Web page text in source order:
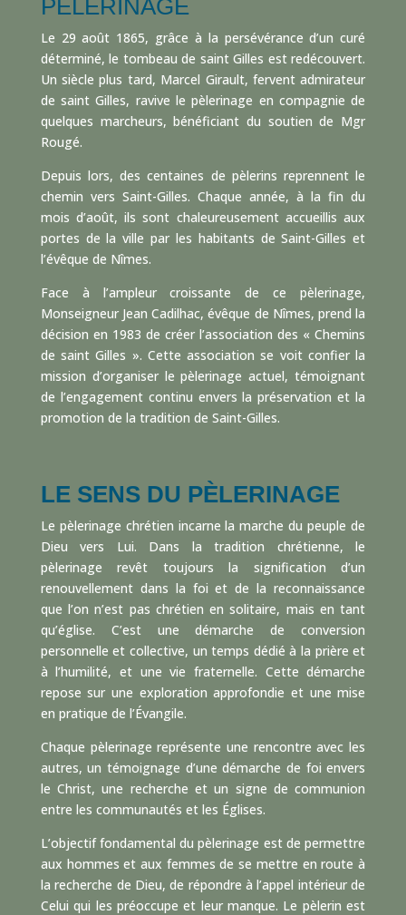
PÈLERINAGE
Le 29 août 1865, grâce à la persévérance d’un curé
déterminé, le tombeau de saint Gilles est redécouvert.
Un siècle plus tard, Marcel Girault, fervent admirateur
de saint Gilles, ravive le pèlerinage en compagnie de
quelques marcheurs, bénéficiant du soutien de Mgr
Rougé.
Depuis lors, des centaines de pèlerins reprennent le
chemin vers Saint-Gilles. Chaque année, à la fin du
mois d’août, ils sont chaleureusement accueillis aux
portes de la ville par les habitants de Saint-Gilles et
l’évêque de Nîmes.
Face à l’ampleur croissante de ce pèlerinage,
Monseigneur Jean Cadilhac, évêque de Nîmes, prend la
décision en 1983 de créer l’association des « Chemins
de saint Gilles ». Cette association se voit confier la
mission d’organiser le pèlerinage actuel, témoignant
de l’engagement continu envers la préservation et la
promotion de la tradition de Saint-Gilles.
LE SENS DU PÈLERINAGE
Le pèlerinage chrétien incarne la marche du peuple de
Dieu vers Lui. Dans la tradition chrétienne, le
pèlerinage revêt toujours la signification d’un
renouvellement dans la foi et de la reconnaissance
que l’on n’est pas chrétien en solitaire, mais en tant
qu’église. C’est une démarche de conversion
personnelle et collective, un temps dédié à la prière et
à l’humilité, et une vie fraternelle. Cette démarche
repose sur une exploration approfondie et une mise
en pratique de l’Évangile.
Chaque pèlerinage représente une rencontre avec les
autres, un témoignage d’une démarche de foi envers
le Christ, une recherche et un signe de communion
entre les communautés et les Églises.
L’objectif fondamental du pèlerinage est de permettre
aux hommes et aux femmes de se mettre en route à
la recherche de Dieu, de répondre à l’appel intérieur de
Celui qui les préoccupe et leur manque. Le pèlerin est